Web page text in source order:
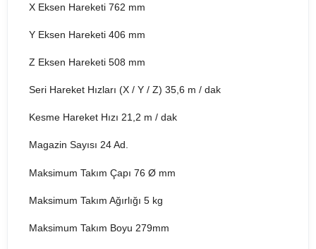
X Eksen Hareketi 762 mm
Y Eksen Hareketi 406 mm
Z Eksen Hareketi 508 mm
Seri Hareket Hızları (X / Y / Z) 35,6 m / dak
Kesme Hareket Hızı 21,2 m / dak
Magazin Sayısı 24 Ad.
Maksimum Takım Çapı 76 Ø mm
Maksimum Takım Ağırlığı 5 kg
Maksimum Takım Boyu 279mm